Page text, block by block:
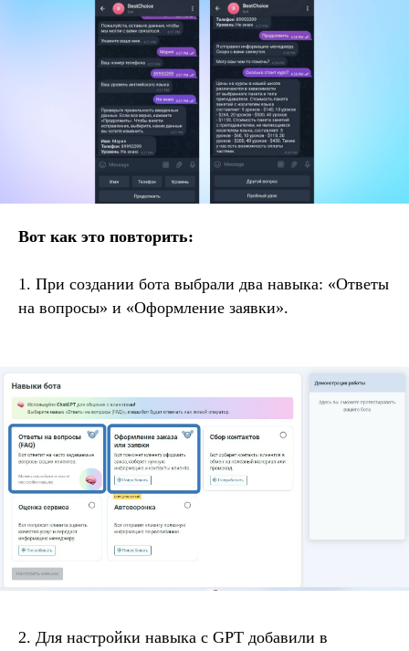
Вот как это повторить:
1. При создании бота выбрали два навыка: «Ответы
на вопросы» и «Оформление заявки».
2. Для настройки навыка с GPT добавили в